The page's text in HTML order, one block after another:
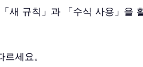
새 규칙」과 「수식 사용」을
세요。